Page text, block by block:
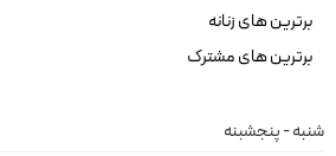
برترین های زنانه
برترین های مشترک
شنبه - پنجشبنه